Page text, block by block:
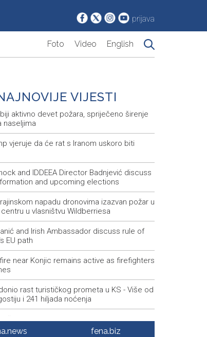
prijava
Foto Video English
VIJESTI
aktivno devet požara, spriječeno širenje
naseljima
vjeruje da će rat s Iranom uskoro biti
and IDDEEA Director Badnjević discuss
and upcoming elections
napadu dronovima izazvan požar u
u vlasništvu Wildberriesa
and Irish Ambassador discuss rule of
EU path
near Konjic remains active as firefighters
rast turističkog prometa u KS - Više od
i 241 hiljada noćenja
tvrdi da avioni parkirani na aerodromu
municiju
fena.biz